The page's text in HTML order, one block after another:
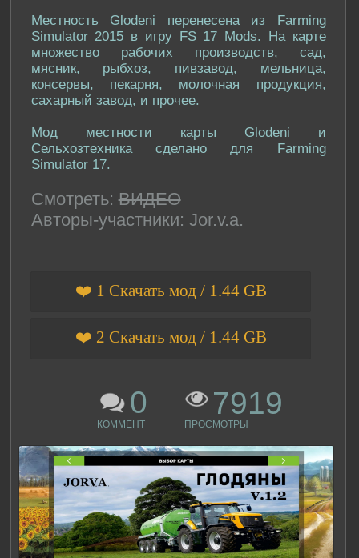
Местность Glodeni перенесена из Farming
Simulator 2015 в игру FS 17 Mods. На карте
множество рабочих производств, сад,
мясник, рыбхоз, пивзавод, мельница,
консервы, пекарня, молочная продукция,
сахарный завод, и прочее.
Мод местности карты Glodeni и
Сельхозтехника сделано для Farming
Simulator 17.
Смотреть: ВИДЕО
Авторы-участники: Jor.v.a.
❤️ 1 Скачать мод / 1.44 GB
❤️ 2 Скачать мод / 1.44 GB
0
КОММЕНТ
7919
ПРОСМОТРЫ